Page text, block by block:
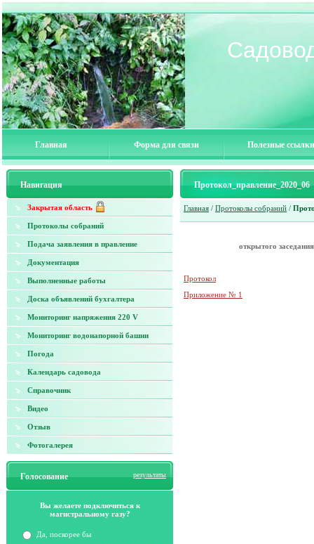
Главная Форма для связи Полезные ссылки
Навигация
Закрытая область
Протоколы собраний
Подача заявления в правление
Документация
Выполненные работы
Доска объявлений бухгалтера
Мониторинг напряжения 220 V
Мониторинг водонапорной башни
Погода
Календарь садовода
Справочник
Видео
Отзыв
Фотогалерея
Голосование результаты
Вы желаете подключиться к
магистральному газу?
Да, поскорее бы
Протокол_правление_2020_06
Главная / Протоколы собраний /
открытого
Протокол
Приложение № 1